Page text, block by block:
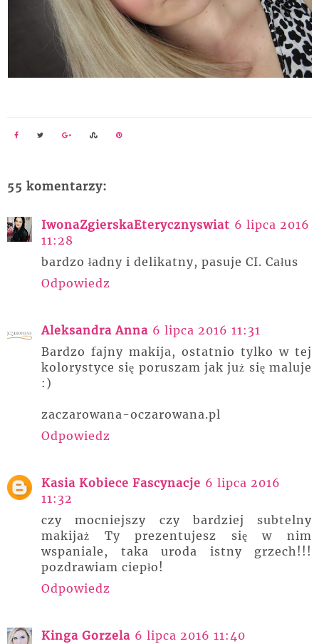
55 komentarzy:
IwonaZgierskaEterycznyswiat 6 lipca 2016
11:28
bardzo ładny i delikatny, pasuje CI. Całus
Odpowiedz
Aleksandra Anna 6 lipca 2016 11:31
Bardzo fajny makija, ostatnio tylko w tej
kolorystyce się poruszam jak już się maluje
:)
zaczarowana-oczarowana.pl
Odpowiedz
Kasia Kobiece Fascynacje 6 lipca 2016
11:32
czy mocniejszy czy bardziej subtelny
makijaż Ty prezentujesz się w nim
wspaniale, taka uroda istny grzech!!!
pozdrawiam ciepło!
Odpowiedz
Kinga Gorzela 6 lipca 2016 11:40